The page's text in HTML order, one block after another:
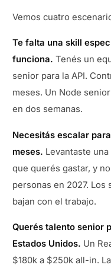
Vemos cuatro
Te falta una skill
funciona. Tenés un
senior para la API.
meses. Un Node
en dos semanas.
Necesitás escalar
meses. Levantaste
que querés gastar, y
personas en 2027.
bajan con el trabajo.
Querés talento senior
Estados Unidos. Un
$180k a $250k all-in.